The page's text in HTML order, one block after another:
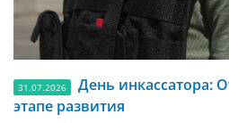
31.07.2026
День инкассатора:
этапе развития